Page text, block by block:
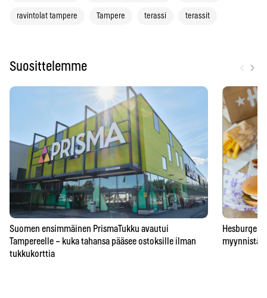
ravintolat tampere Tampere terassi terassit
Suosittelemme ›
Suomen ensimmäinen PrismaTukku avautui
Tampereelle – kuka tahansa pääsee ostoksille ilman
tukkukorttia
myynnistä